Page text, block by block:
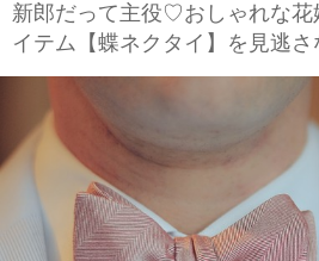
新郎だって主役♡おしゃれな花
イテム【蝶ネクタイ】を見逃